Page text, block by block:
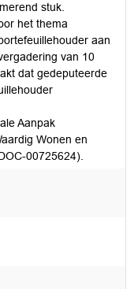
stuk.
het thema
aan
van 10
dat gedeputeerde
Aanpak
Wonen en
00725624).